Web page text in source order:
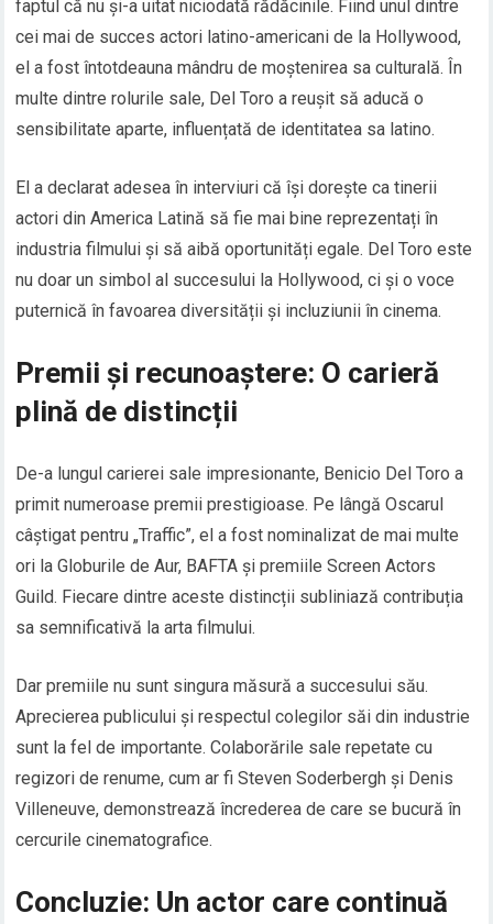
faptul că nu și-a uitat niciodată rădăcinile. Fiind unul dintre
cei mai de succes actori latino-americani de la Hollywood,
el a fost întotdeauna mândru de moștenirea sa culturală. În
multe dintre rolurile sale, Del Toro a reușit să aducă o
sensibilitate aparte, influențată de identitatea sa latino.
El a declarat adesea în interviuri că își dorește ca tinerii
actori din America Latină să fie mai bine reprezentați în
industria filmului și să aibă oportunități egale. Del Toro este
nu doar un simbol al succesului la Hollywood, ci și o voce
puternică în favoarea diversității și incluziunii în cinema.
Premii și recunoaștere: O carieră
plină de distincții
De-a lungul carierei sale impresionante, Benicio Del Toro a
primit numeroase premii prestigioase. Pe lângă Oscarul
câștigat pentru „Traffic”, el a fost nominalizat de mai multe
ori la Globurile de Aur, BAFTA și premiile Screen Actors
Guild. Fiecare dintre aceste distincții subliniază contribuția
sa semnificativă la arta filmului.
Dar premiile nu sunt singura măsură a succesului său.
Aprecierea publicului și respectul colegilor săi din industrie
sunt la fel de importante. Colaborările sale repetate cu
regizori de renume, cum ar fi Steven Soderbergh și Denis
Villeneuve, demonstrează încrederea de care se bucură în
cercurile cinematografice.
Concluzie: Un actor care continuă